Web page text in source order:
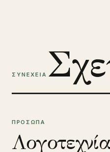
ΣΥΝΕΧΕΙΑ
ΠΡΟΣΩΠΑ